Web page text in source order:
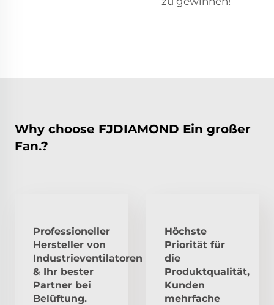
Why choose FJDIAMOND Ein großer
Fan.?
Professioneller
Hersteller von
Industrieventilatoren
& Ihr bester
Partner bei
Belüftung.
Höchste
Priorität für
die
Produktqualität,
Kunden
mehrfache